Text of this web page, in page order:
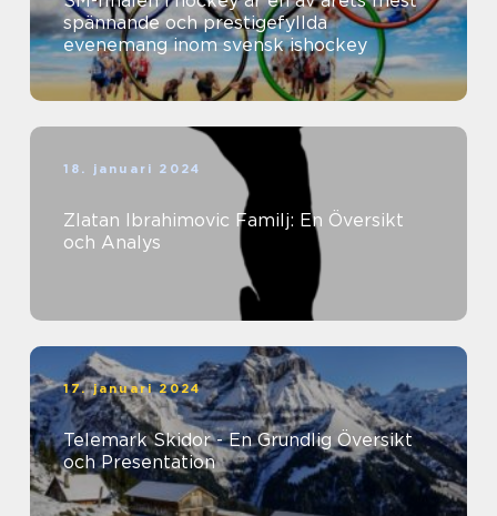
spännande och prestigefyllda
evenemang inom svensk ishockey
18. januari 2024
Zlatan Ibrahimovic Familj: En Översikt
och Analys
17. januari 2024
Telemark Skidor - En Grundlig Översikt
och Presentation